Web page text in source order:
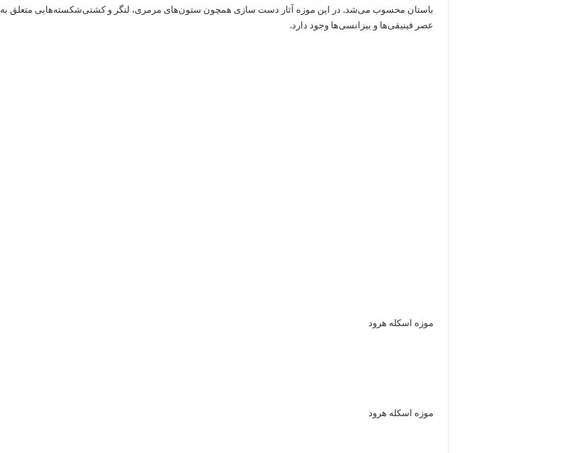
باستان محسوب می‌شد. در این موزه آثار دست سازی همچون ستون‌های مرمری، لنگر و کشتی‌شکسته‌هایی متعلق به
عصر فینیقی‌ها و بیزانسی‌ها وجود دارد.
موزه اسکله هرود
موزه اسکله هرود